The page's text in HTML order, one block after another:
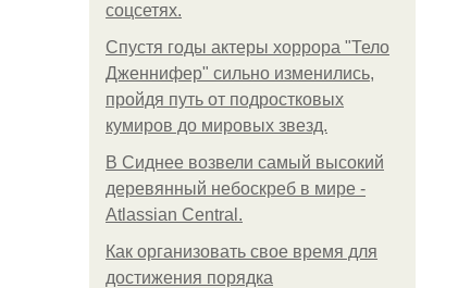
соцсетях.
Спустя годы актеры хоррора "Тело
Дженнифер" сильно изменились,
пройдя путь от подростковых
кумиров до мировых звезд.
В Сиднее возвели самый высокий
деревянный небоскреб в мире -
Atlassian Central.
Как организовать свое время для
достижения порядка